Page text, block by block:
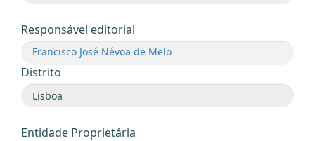
Responsável editorial
Francisco José Névoa de Melo
Distrito
Entidade Proprietária